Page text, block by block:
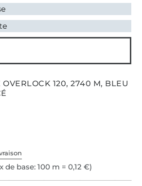
OVERLOCK 120, 2740 M, BLEU
de base: 100 m = 0,12 €)